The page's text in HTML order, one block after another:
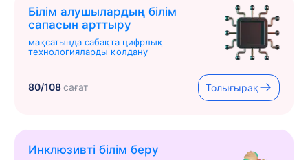
Білім алушылардың білім
сапасын арттыру
мақсатында сабақта цифрлық
технологияларды қолдану
80/108сағат Толығырақ
Инклюзивті білім беру